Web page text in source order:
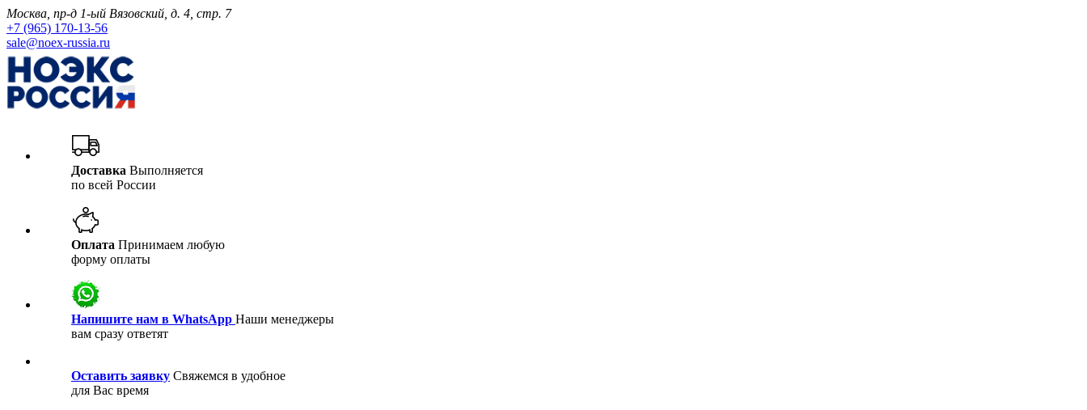
Москва, пр-д 1-ый Вязовский, д. 4, стр. 7
+7 (965) 170-13-56
sale@noex-russia.ru
Доставка Выполняется
по всей России
Оплата Принимаем любую
форму оплаты
Напишите нам в WhatsApp Наши менеджеры
вам сразу ответят
Оставить заявку Свяжемся в удобное
для Вас время